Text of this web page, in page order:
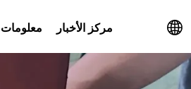
معلومات مركز الأخبار